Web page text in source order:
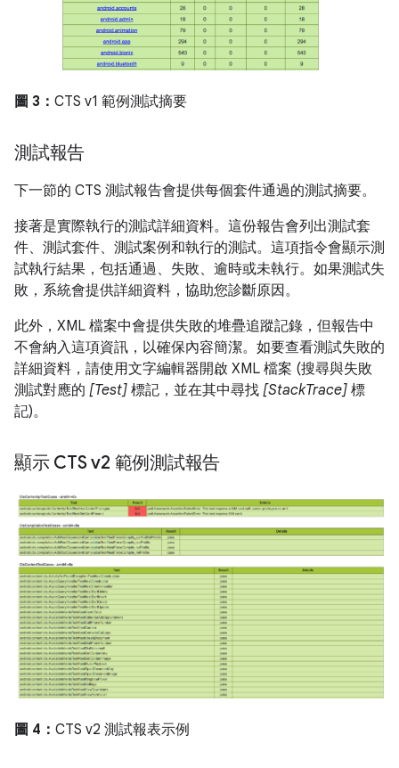
圖 3： CTS v1 範例測試摘要
測試報告
下一節的 CTS 測試報告會提供每個套件通過的測試摘要。
接著是實際執行的測試詳細資料。這份報告會列出測試套
件、測試套件、測試案例和執行的測試。這項指令會顯示測
試執行結果，包括通過、失敗、逾時或未執行。如果測試失
敗，系統會提供詳細資料，協助您診斷原因。
此外，XML 檔案中會提供失敗的堆疊追蹤記錄，但報告中
不會納入這項資訊，以確保內容簡潔。如要查看測試失敗的
詳細資料，請使用文字編輯器開啟 XML 檔案 (搜尋與失敗
測試對應的 [Test] 標記，並在其中尋找 [StackTrace] 標
記)。
顯示 CTS v2 範例測試報告
圖 4： CTS v2 測試報表示例